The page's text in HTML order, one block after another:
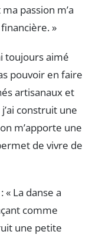
passion m’a
»
toujours aimé
pouvoir en faire
artisanaux et
construit une
m’apporte une
de vivre de
La danse a
comme
une petite